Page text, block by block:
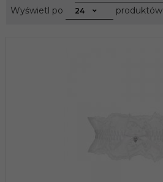
Wyświetl po pop
24 produktów